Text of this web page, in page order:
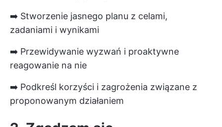
➡️ Stworzenie jasnego planu z celami,
zadaniami i wynikami
➡️ Przewidywanie wyzwań i proaktywne
reagowanie na nie
➡️ Podkreśl korzyści i zagrożenia związane z
proponowanym działaniem